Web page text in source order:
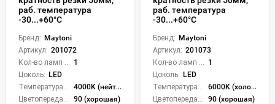
раб. температура
-30...+60°С
Бренд: Maytoni
Артикул: 201072
1
Цоколь: LED
4000K (нейтральный)
90 (хорошая)
раб. температура
-30...+60°С
Бренд: Maytoni
Артикул: 201073
1
Цоколь: LED
6000K (холодный)
90 (хорошая)